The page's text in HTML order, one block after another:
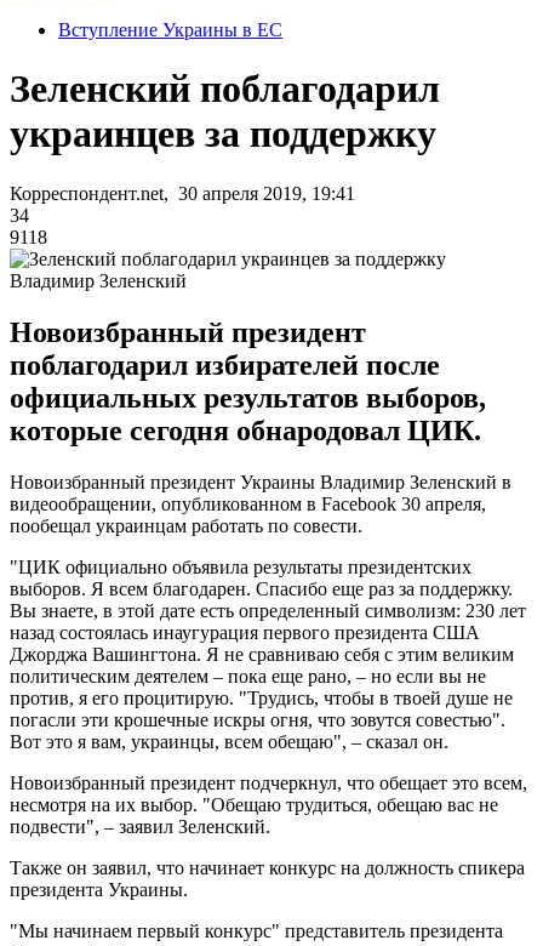
Вступление Украины в ЕС
Зеленский поблагодарил
украинцев за поддержку
Корреспондент.net, 30 апреля 2019, 19:41
34
9118
Владимир Зеленский
Новоизбранный президент
поблагодарил избирателей после
официальных результатов выборов,
которые сегодня обнародовал ЦИК.
Новоизбранный президент Украины Владимир Зеленский в
видеообращении, опубликованном в Facebook 30 апреля,
пообещал украинцам работать по совести.
"ЦИК официально объявила результаты президентских
выборов. Я всем благодарен. Спасибо еще раз за поддержку.
Вы знаете, в этой дате есть определенный символизм: 230 лет
назад состоялась инаугурация первого президента США
Джорджа Вашингтона. Я не сравниваю себя с этим великим
политическим деятелем – пока еще рано, – но если вы не
против, я его процитирую. "Трудись, чтобы в твоей душе не
погасли эти крошечные искры огня, что зовутся совестью".
Вот это я вам, украинцы, всем обещаю", – сказал он.
Новоизбранный президент подчеркнул, что обещает это всем,
несмотря на их выбор. "Обещаю трудиться, обещаю вас не
подвести", – заявил Зеленский.
Также он заявил, что начинает конкурс на должность спикера
президента Украины.
"Мы начинаем первый конкурс" представитель президента